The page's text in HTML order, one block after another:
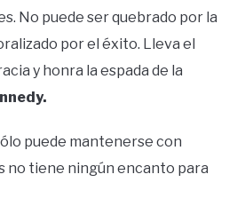
No puede ser quebrado por la
por el éxito. Lleva el
y honra la espada de la
puede mantenerse con
no tiene ningún encanto para